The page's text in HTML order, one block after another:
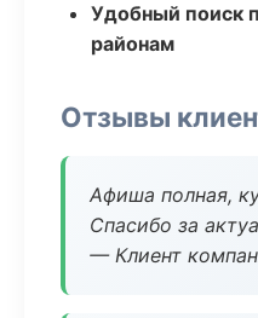
Удобный поиск
районам
Отзывы
Афиша полная,
Спасибо за
— Клиент